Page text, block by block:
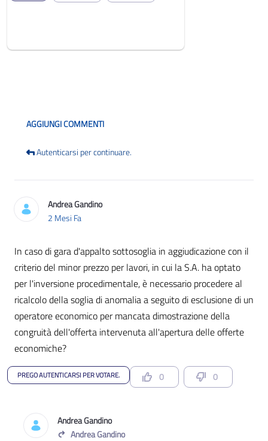
AGGIUNGI COMMENTI
Autenticarsi per continuare.
Andrea Gandino
2 Mesi Fa
In caso di gara d'appalto sottosoglia in aggiudicazione con il
criterio del minor prezzo per lavori, in cui la S.A. ha optato
per l'inversione procedimentale, è necessario procedere al
ricalcolo della soglia di anomalia a seguito di esclusione di un
operatore economico per mancata dimostrazione della
congruità dell'offerta intervenuta all'apertura delle offerte
economiche?
PREGO AUTENTICARSI PER VOTARE. 0 0
Andrea Gandino
Andrea Gandino